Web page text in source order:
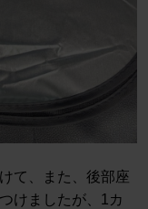
て、また、後部座
けましたが、1カ